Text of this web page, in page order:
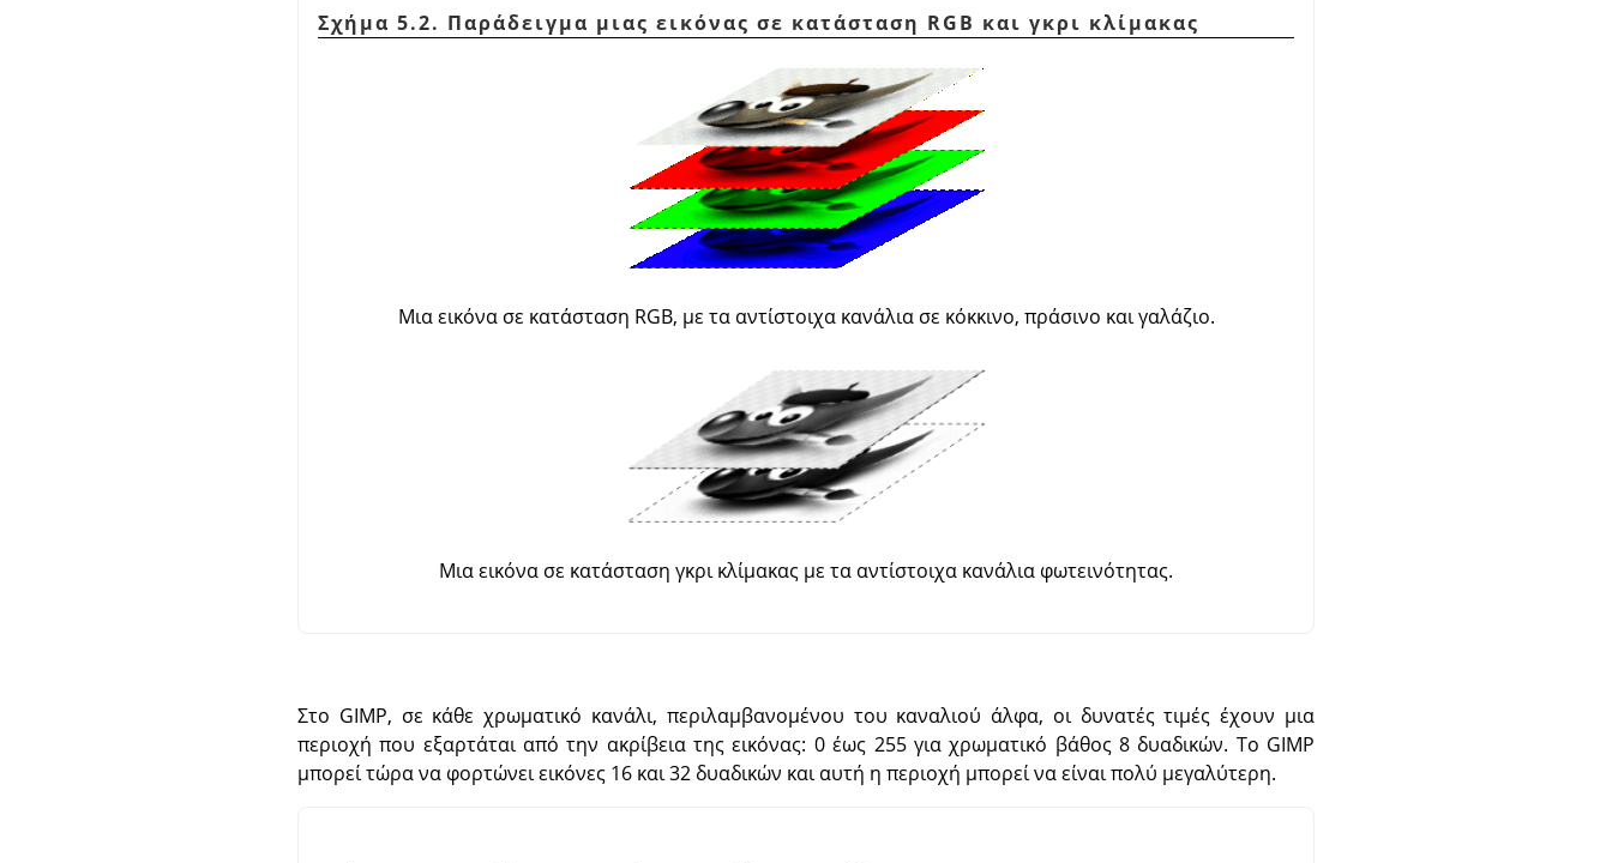
Σχήμα 5.2. Παράδειγμα μιας εικόνας σε κατάσταση RGB και γκρι κλίμακας
Μια εικόνα σε κατάσταση RGB, με τα αντίστοιχα κανάλια σε κόκκινο, πράσινο και γαλάζιο.
Μια εικόνα σε κατάσταση γκρι κλίμακας με τα αντίστοιχα κανάλια φωτεινότητας.
Στο GIMP, σε κάθε χρωματικό κανάλι, περιλαμβανομένου του καναλιού άλφα, οι δυνατές τιμές έχουν μια
περιοχή που εξαρτάται από την ακρίβεια της εικόνας: 0 έως 255 για χρωματικό βάθος 8 δυαδικών. Το GIMP
μπορεί τώρα να φορτώνει εικόνες 16 και 32 δυαδικών και αυτή η περιοχή μπορεί να είναι πολύ μεγαλύτερη.